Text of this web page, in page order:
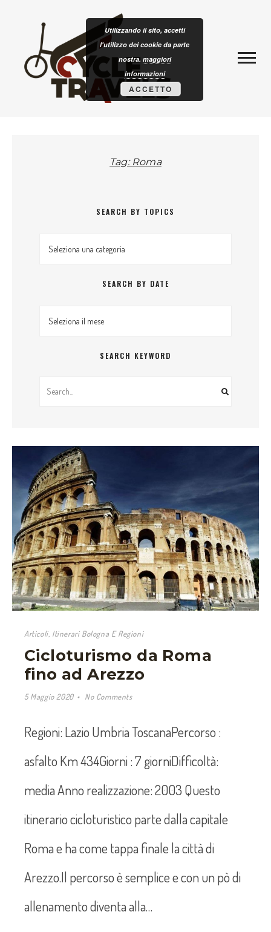
Tag: Roma
SEARCH BY TOPICS
Search by topics
SEARCH BY DATE
Search By Date
SEARCH KEYWORD
Articoli, Itinerari Bologna E Regioni
Cicloturismo da Roma
fino ad Arezzo
5 Maggio 2020 No Comments
Regioni: Lazio Umbria ToscanaPercorso :
asfalto Km 434Giorni : 7 giorniDifficoltà:
media Anno realizzazione: 2003 Questo
itinerario cicloturistico parte dalla capitale
Roma e ha come tappa finale la città di
Arezzo.Il percorso è semplice e con un pò di
allenamento diventa alla…
Utilizzando il sito, accetti
l'utilizzo dei cookie da parte
nostra. maggiori
informazioni
ACCETTO